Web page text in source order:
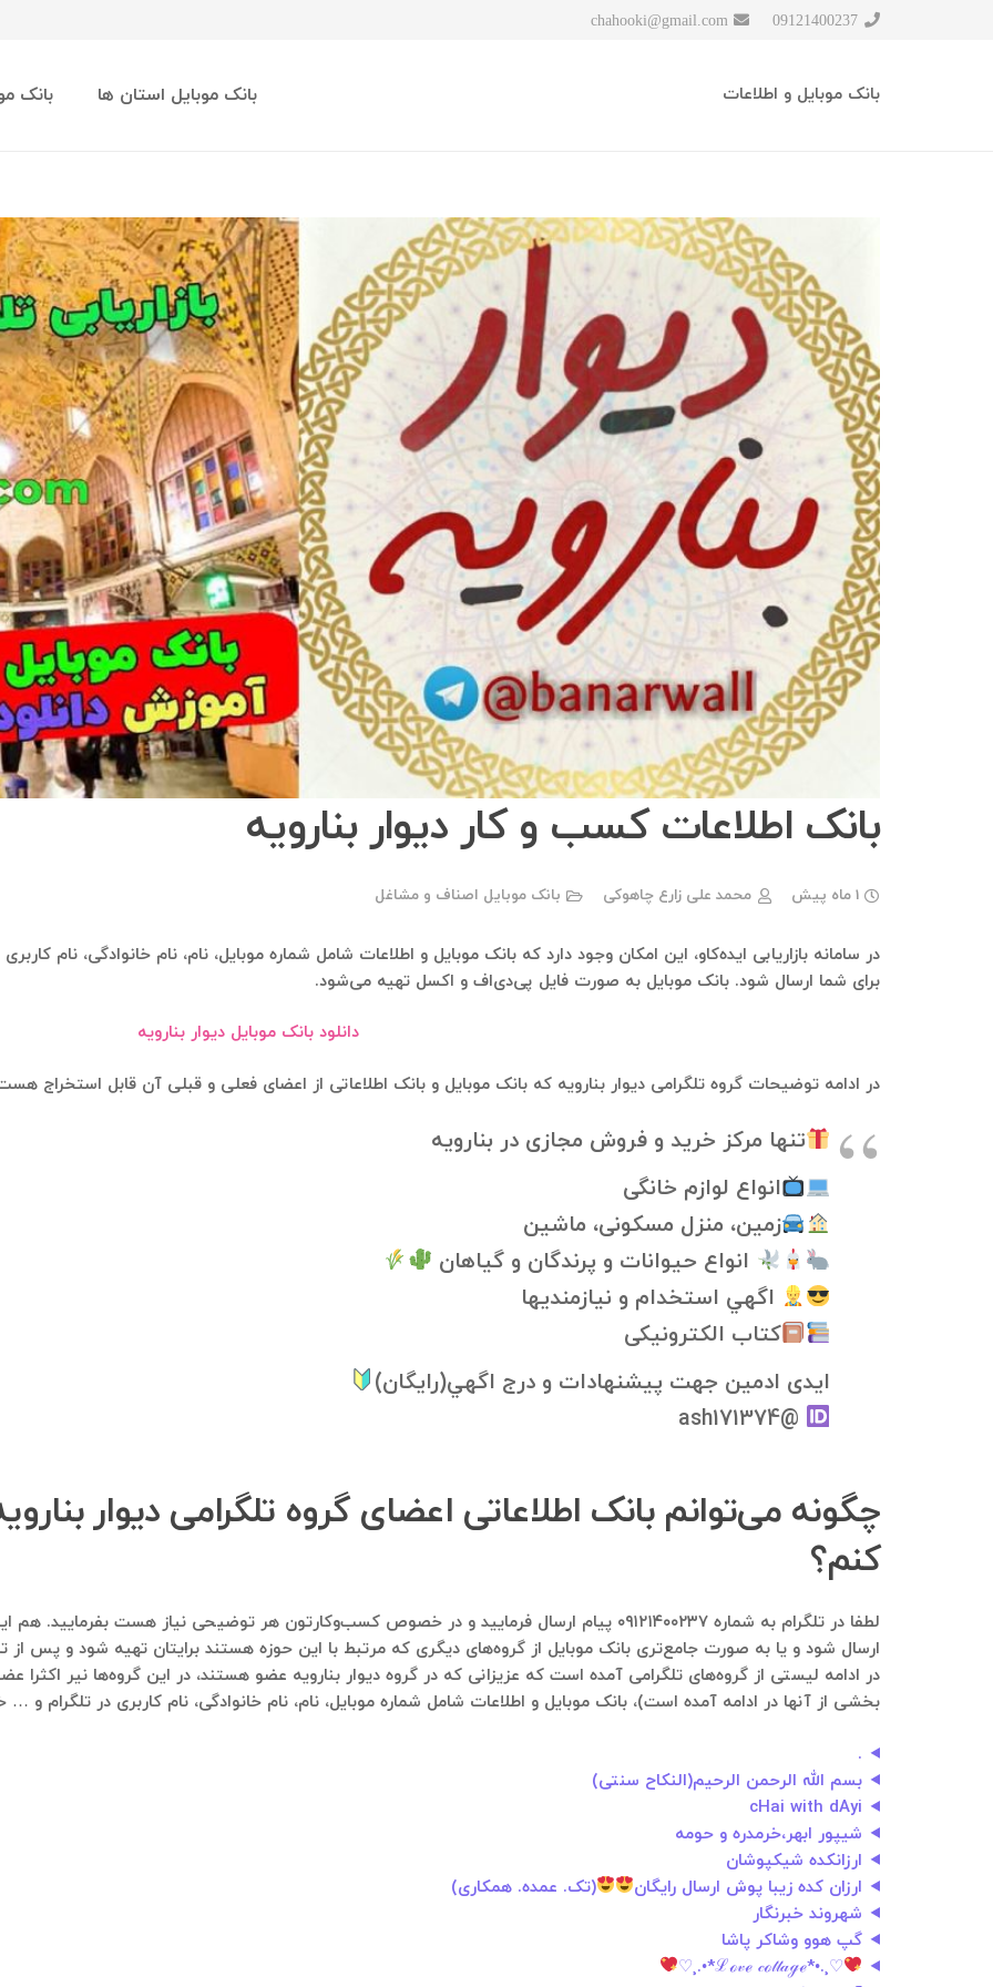
09121400237
chahooki@gmail.com
بانک موبایل و اطلاعات بانک موبایل استان ها بانک
بانک اطلاعات کسب و کار دیوار بنارویه
1 ماه پیش محمد علی زارع چاهوکی بانک موبایل اصناف و مشاغل
در سامانه بازاریابی ایده‌کاو، این امکان وجود دارد که بانک موبایل و اطلاعات شامل شماره موبایل، نام، نام خانوادگی، نام
برای شما ارسال شود. بانک موبایل به صورت فایل پی‌دی‌اف و اکسل تهیه می‌شود.
دانلود بانک موبایل دیوار بنارویه
در ادامه توضیحات گروه تلگرامی دیوار بنارویه که بانک موبایل و بانک اطلاعاتی از اعضای فعلی و قبلی آن قابل استخراج
تنها مرکز خرید و فروش مجازی در بنارویه
انواع لوازم خانگی
زمین، منزل مسکونی، ماشین
انواع حیوانات و پرندگان و گیاهان
اگهي استخدام و نیازمندیها
کتاب الکترونیکی
ایدی ادمین جهت پیشنهادات و درج اگهي(رایگان)
@ash171374
چگونه می‌توانم بانک اطلاعاتی اعضای گروه تلگرامی دیوار
کنم؟
لطفا در تلگرام به شماره ۰۹۱۲۱۴۰۰۲۳۷ پیام ارسال فرمایید و در خصوص کسب‌وکارتون هر توضیحی نیاز هست
ارسال شود و یا به صورت جامع‌تری بانک موبایل از گروه‌های دیگری که مرتبط با این حوزه هستند برایتان تهیه شود و پس از
در ادامه لیستی از گروه‌های تلگرامی آمده است که عزیزانی که در گروه دیوار بنارویه عضو هستند، در این گروه‌ها نیر اکثرا
بخشی از آنها در ادامه آمده است)، بانک موبایل و اطلاعات شامل شماره موبایل، نام، نام خانوادگی، نام کاربری در تلگرام
.
بسم الله الرحمن الرحیم(النکاح سنتی)
cHai with dAyi
شیپور ابهر،خرمدره و حومه
ارزانکده شیکپوشان
ارزان کده زیبا پوش ارسال رایگان
(تک. عمده. همکاری)
شهروند خبرنگار
گپ هوو وشاکر پاشا
♡¸.•*ℒℴ𝓋ℯ 𝒸ℴ𝓉𝓉𝒶ℊℯ*•.¸♡